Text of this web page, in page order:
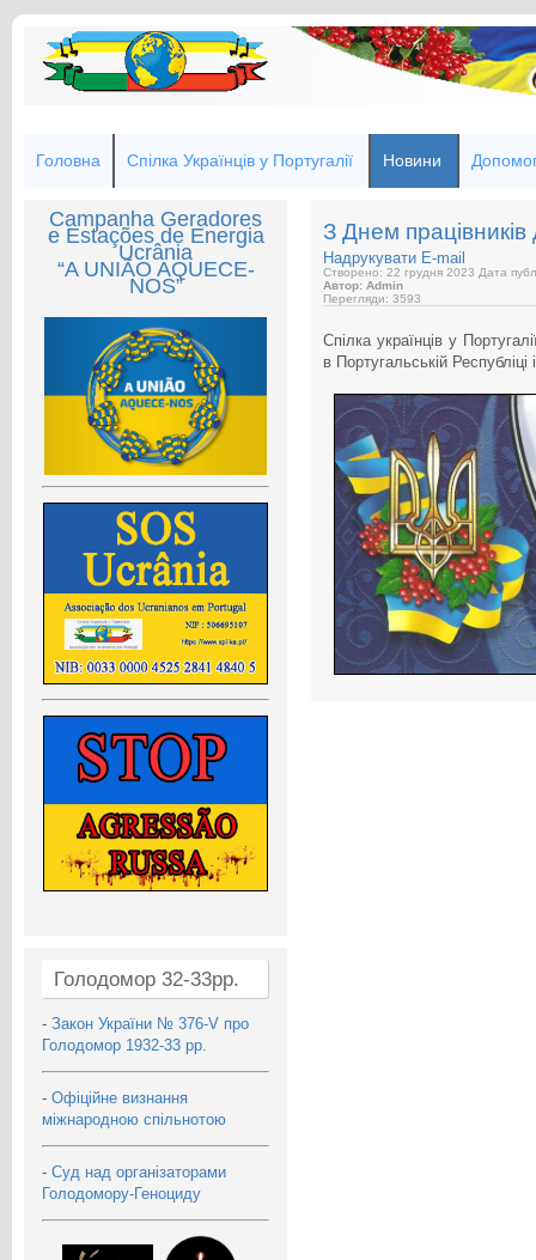
Головна Спілка Українців у Португалії Новини
Campanha Geradores
e Estações de Energia
Ucrânia
“A UNIÃO AQUECE-
NOS”
Голодомор 32-33рр.
- Закон України № 376-V про
Голодомор 1932-33 рр.
- Офіційне визнання
міжнародною спільнотою
- Суд над організаторами
Голодомору-Геноциду
З Днем
Надрукувати E-mail
Створено: 22 грудня 2023 Дата
Автор: Admin
Перегляди: 3593
Спілка українців у
в Португальській